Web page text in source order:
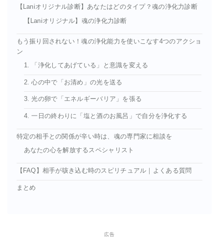
【Laniオリジナル診断】あなたはどのタイプ？魂の浄化力診断
【Laniオリジナル】魂の浄化力診断
もう振り回されない！魂の浄化能力を使いこなす4つのアクショ
ン
1. 「浄化してあげている」と意識を変える
2. 心の中で「お清め」の光を送る
3. 光の卵で「エネルギーバリア」を張る
4. 一日の終わりに「塩と酒のお風呂」で自分を浄化する
特定の相手との関係が辛い時は、魂の専門家に相談を
あなたの心を解放するスペシャリスト
【FAQ】相手が咳き込む時のスピリチュアル｜よくある質問
まとめ
広告